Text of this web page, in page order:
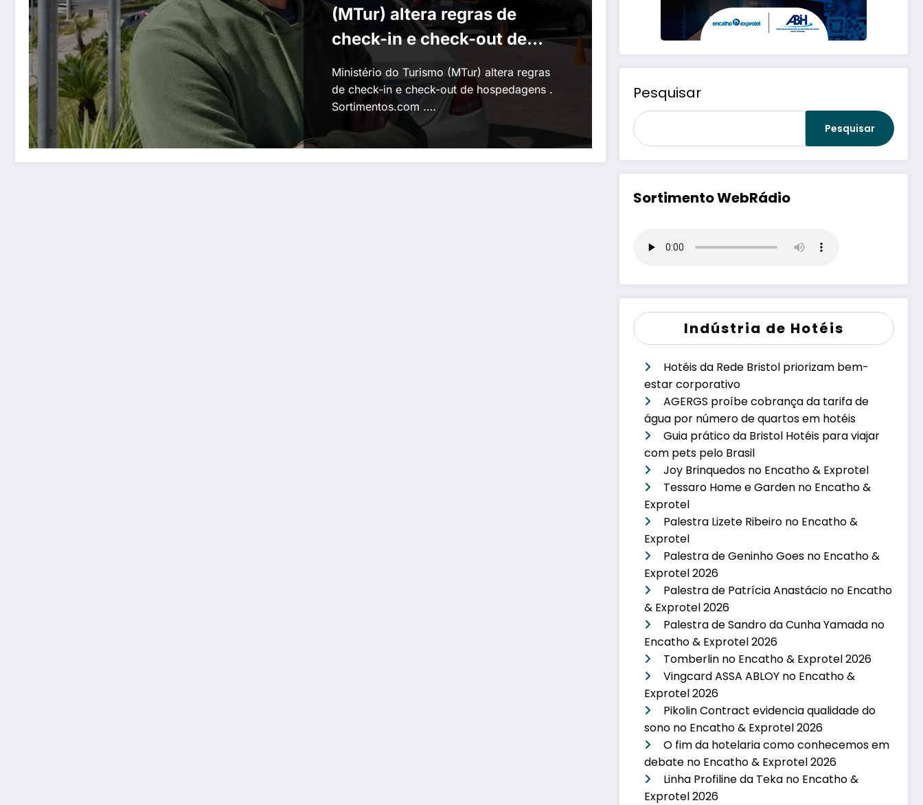
(MTur) altera regras de
check-in e check-out de
hospedagens
Ministério do Turismo (MTur) altera regras
de check-in e check-out de hospedagens .
Sortimentos.com .…
Pesquisar
Pesquisar
Sortimento WebRádio
Indústria de Hotéis
Hotéis da Rede Bristol priorizam bem-
estar corporativo
AGERGS proíbe cobrança da tarifa de
água por número de quartos em hotéis
Guia prático da Bristol Hotéis para viajar
com pets pelo Brasil
Joy Brinquedos no Encatho & Exprotel
Tessaro Home e Garden no Encatho &
Exprotel
Palestra Lizete Ribeiro no Encatho &
Exprotel
Palestra de Geninho Goes no Encatho &
Exprotel 2026
Palestra de Patrícia Anastácio no Encatho
& Exprotel 2026
Palestra de Sandro da Cunha Yamada no
Encatho & Exprotel 2026
Tomberlin no Encatho & Exprotel 2026
Vingcard ASSA ABLOY no Encatho &
Exprotel 2026
Pikolin Contract evidencia qualidade do
sono no Encatho & Exprotel 2026
O fim da hotelaria como conhecemos em
debate no Encatho & Exprotel 2026
Linha Profiline da Teka no Encatho &
Exprotel 2026